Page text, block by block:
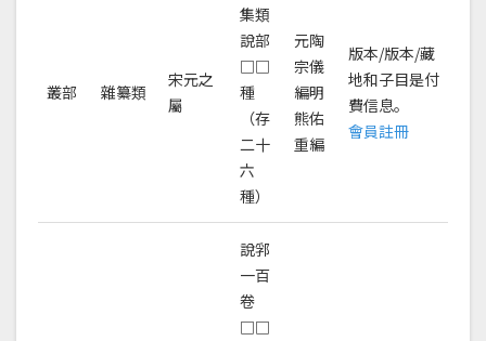
叢部 雜纂類
宋元之
屬
集類
說部
□□
種
（存
二十
六
種）
元陶
宗儀
編明
熊佑
重編
版本/版本/藏
地和子目是付
費信息。
會員註冊
說郛
一百
卷
□□